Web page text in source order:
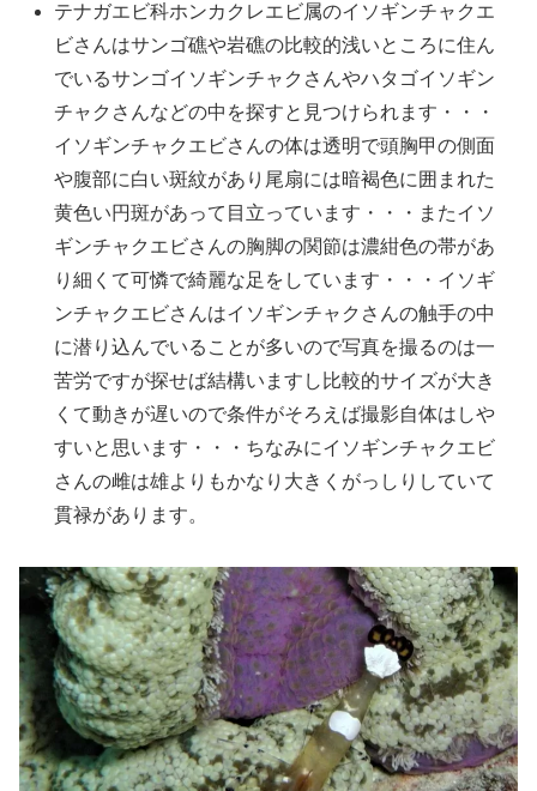
テナガエビ科ホンカクレエビ属のイソギンチャクエ
ビさんはサンゴ礁や岩礁の比較的浅いところに住ん
でいるサンゴイソギンチャクさんやハタゴイソギン
チャクさんなどの中を探すと見つけられます・・・
イソギンチャクエビさんの体は透明で頭胸甲の側面
や腹部に白い斑紋があり尾扇には暗褐色に囲まれた
黄色い円斑があって目立っています・・・またイソ
ギンチャクエビさんの胸脚の関節は濃紺色の帯があ
り細くて可憐で綺麗な足をしています・・・イソギ
ンチャクエビさんはイソギンチャクさんの触手の中
に潜り込んでいることが多いので写真を撮るのは一
苦労ですが探せば結構いますし比較的サイズが大き
くて動きが遅いので条件がそろえば撮影自体はしや
すいと思います・・・ちなみにイソギンチャクエビ
さんの雌は雄よりもかなり大きくがっしりしていて
貫禄があります。